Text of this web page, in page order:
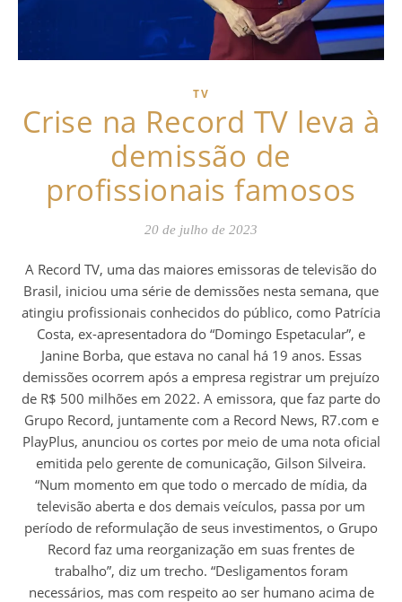
TV
Crise na Record TV leva à
demissão de
profissionais famosos
20 de julho de 2023
A Record TV, uma das maiores emissoras de televisão do
Brasil, iniciou uma série de demissões nesta semana, que
atingiu profissionais conhecidos do público, como Patrícia
Costa, ex-apresentadora do “Domingo Espetacular”, e
Janine Borba, que estava no canal há 19 anos. Essas
demissões ocorrem após a empresa registrar um prejuízo
de R$ 500 milhões em 2022. A emissora, que faz parte do
Grupo Record, juntamente com a Record News, R7.com e
PlayPlus, anunciou os cortes por meio de uma nota oficial
emitida pelo gerente de comunicação, Gilson Silveira.
“Num momento em que todo o mercado de mídia, da
televisão aberta e dos demais veículos, passa por um
período de reformulação de seus investimentos, o Grupo
Record faz uma reorganização em suas frentes de
trabalho”, diz um trecho. “Desligamentos foram
necessários, mas com respeito ao ser humano acima de